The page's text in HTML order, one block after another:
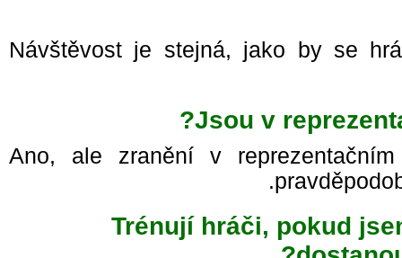
Návštěvost je stejná, jako by se
Jsou v
Ano, ale zranění v
Trénují hráči, pokud